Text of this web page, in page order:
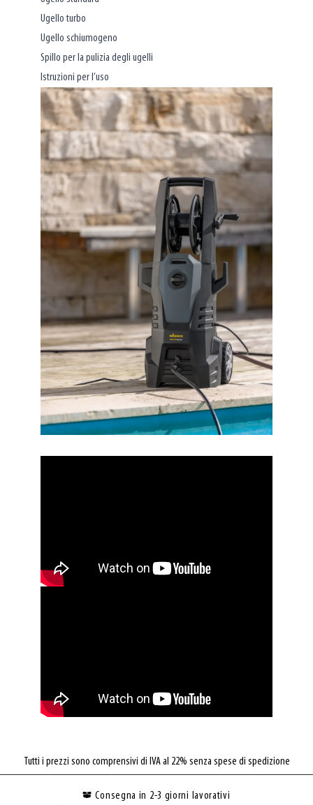
Ugello turbo
Ugello schiumogeno
Spillo per la pulizia degli ugelli
Istruzioni per l’uso
Tutti i prezzi sono comprensivi di IVA al 22% senza spese di spedizione
Consegna in 2-3 giorni lavorativi